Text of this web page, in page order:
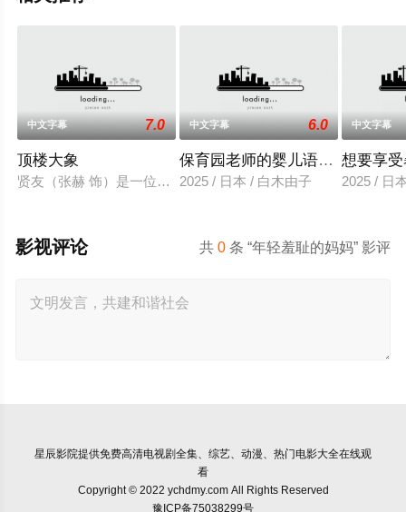
中文字幕 7.0
顶楼大象
贤友（张赫 饰）是一位小有名气的作家，自从被前女友无故抛
中文字幕 6.0
保育园老师的婴儿语让人超兴奋
2025 / 日本 / 白木由子
中文字幕
想要享
2025 / 日
共0 条 “年轻羞耻的妈妈” 影评
影视评论
星辰影院提供免费高清电视剧全集、综艺、动漫、热门电影大全在线观
看
Copyright © 2022 ychdmy.com All Rights Reserved
豫ICP备75038299号